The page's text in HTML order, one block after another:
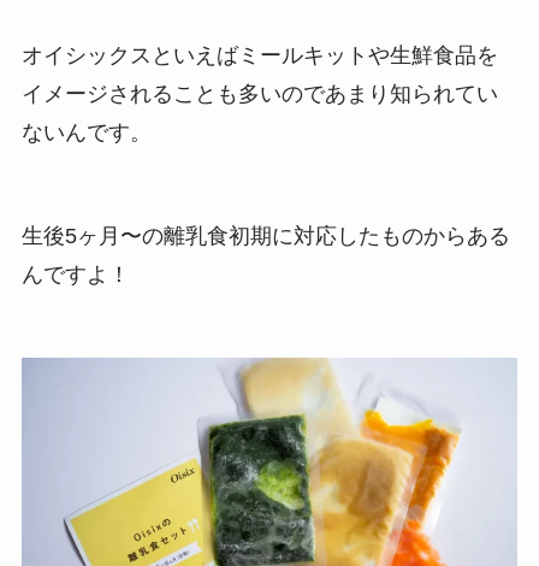
オイシックスといえばミールキットや生鮮食品を
イメージされることも多いのであまり知られてい
ないんです。
生後5ヶ月〜の離乳食初期に対応したものからある
んですよ！